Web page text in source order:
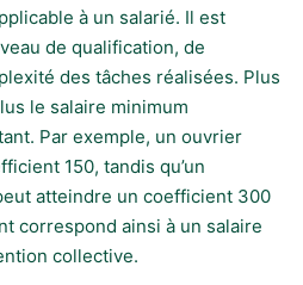
à un salarié. Il est
de qualification, de
des tâches réalisées. Plus
le salaire minimum
Par exemple, un ouvrier
150, tandis qu’un
atteindre un coefficient 300
correspond ainsi à un salaire
collective.